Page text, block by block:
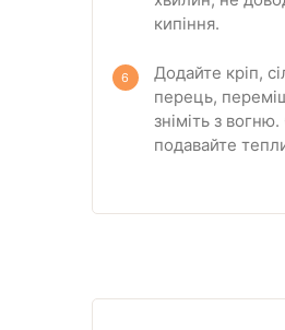
кипіння.
Додайте кріп,
перець,
зніміть з
подавайте